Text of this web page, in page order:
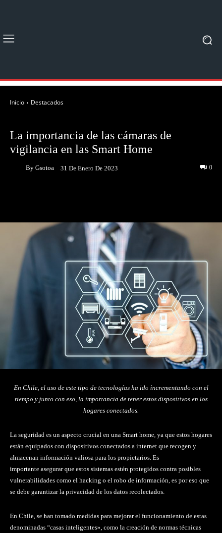
Inicio Destacados
La importancia de las cámaras de
vigilancia en las Smart Home
By Gsotoa 31 De Enero De 2023 0
En Chile, el uso de este tipo de tecnologías ha ido incrementando con el
tiempo y junto con eso, la importancia de tener estos dispositivos en los
hogares conectados.
La seguridad es un aspecto crucial en una Smart home, ya que estos hogares
están equipados con dispositivos conectados a internet que recogen y
almacenan información valiosa para los propietarios. Es
importante asegurar que estos sistemas estén protegidos contra posibles
vulnerabilidades como el hacking o el robo de información, es por eso que
se debe garantizar la privacidad de los datos recolectados.
En Chile, se han tomado medidas para mejorar el funcionamiento de estas
denominadas “casas inteligentes», como la creación de normas técnicas